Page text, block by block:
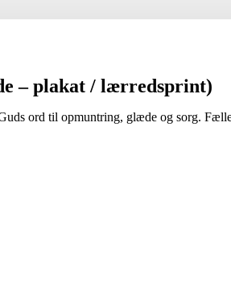
– plakat / lærredsprint)
ord til opmuntring, glæde og sorg.